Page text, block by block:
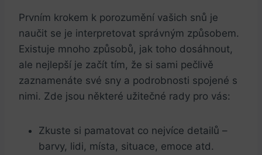
Prvním krokem k porozumění vašich snů je
naučit se je interpretovat správným způsobem.
Existuje mnoho způsobů, jak toho dosáhnout,
ale nejlepší je začít tím, že si sami pečlivě
zaznamenáte své sny a podrobnosti spojené s
nimi. Zde jsou některé užitečné rady pro vás:
Zkuste si pamatovat co nejvíce detailů –
barvy, lidi, místa, situace, emoce atd.